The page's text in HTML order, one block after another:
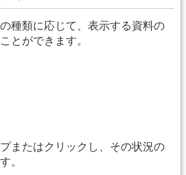
種類に応じて、表示する資料の
とができます。
またはクリックし、その状況の
。